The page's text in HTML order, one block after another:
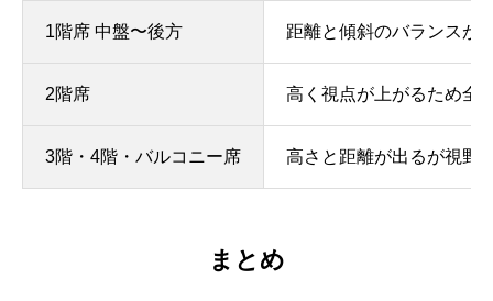
1階席 中盤〜後方 距離と傾斜のバランスが
2階席 高く視点が上がるため全
3階・4階・バルコニー席 高さと距離が出るが視野
まとめ